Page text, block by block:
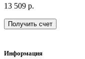
13 509 р.
Получить счет
Информация